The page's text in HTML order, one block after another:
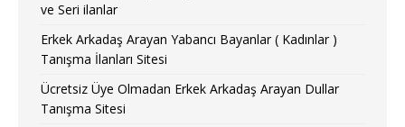
ve Seri ilanlar
Erkek Arkadaş Arayan Yabancı Bayanlar ( Kadınlar )
Tanışma İlanları Sitesi
Ücretsiz Üye Olmadan Erkek Arkadaş Arayan Dullar
Tanışma Sitesi